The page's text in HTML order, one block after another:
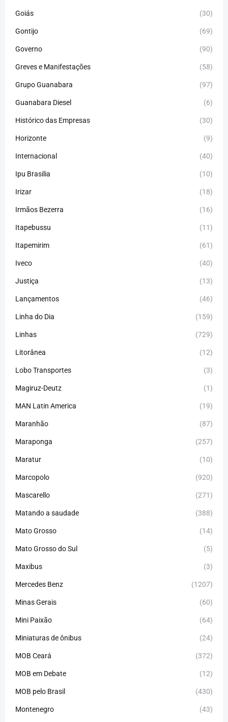
Goiás (30)
Gontijo (69)
Governo (90)
Greves e Manifestações (58)
Grupo Guanabara (97)
Guanabara Diesel (6)
Histórico das Empresas (30)
Horizonte (9)
Internacional (40)
Ipu Brasilia (10)
Irizar (18)
Irmãos Bezerra (16)
Itapebussu (11)
Itapemirim (61)
Iveco (40)
Justiça (13)
Lançamentos (46)
Linha do Dia (159)
Linhas (729)
Litorânea (12)
Lobo Transportes (3)
Magiruz-Deutz (1)
MAN Latin America (19)
Maranhão (87)
Maraponga (257)
Maratur (10)
Marcopolo (920)
Mascarello (271)
Matando a saudade (388)
Mato Grosso (14)
Mato Grosso do Sul (5)
Maxibus (3)
Mercedes Benz (1207)
Minas Gerais (60)
Mini Paixão (64)
Miniaturas de ônibus (24)
MOB Ceará (372)
MOB em Debate (12)
MOB pelo Brasil (430)
Montenegro (43)